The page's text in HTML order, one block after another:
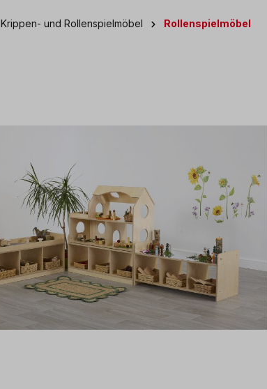
Krippen- und Rollenspielmöbel Rollenspielmöbel